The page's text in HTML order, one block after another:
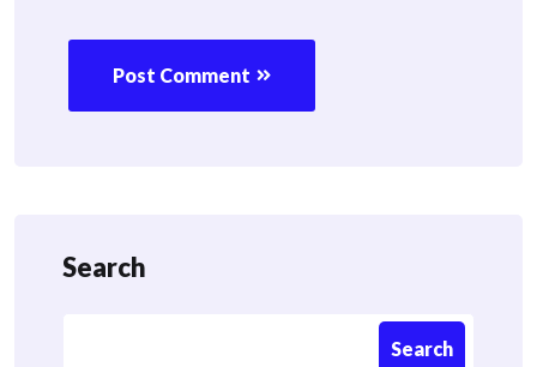
Post Comment
Search
Search